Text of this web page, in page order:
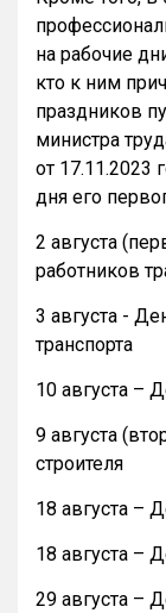
на рабочие
кто к ним
праздников
министра
от 17.11.2023
дня его
2 августа
работников
3 августа -
транспорта
10 августа –
9 августа
строителя
18 августа –
18 августа –
29 августа –